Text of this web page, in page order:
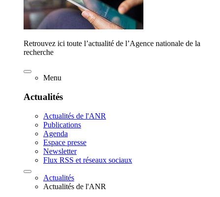
Retrouvez ici toute l’actualité de l’Agence nationale de la
recherche
Menu
Actualités
Actualités de l'ANR
Publications
Agenda
Espace presse
Newsletter
Flux RSS et réseaux sociaux
Actualités
Actualités de l'ANR